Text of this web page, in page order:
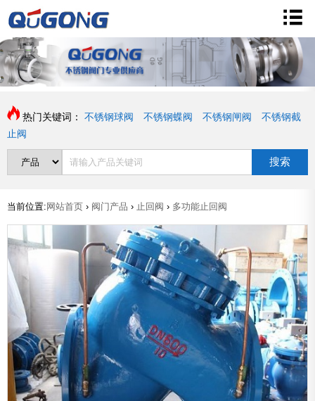
热门关键词： 不锈钢球阀 不锈钢蝶阀 不锈钢闸阀
不锈钢截
止阀
搜索
当前位置: 网站首页 › 阀门产品 › 止回阀 › 多功能止回阀